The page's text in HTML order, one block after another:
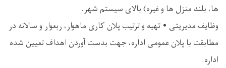
ها، بلند منزل ها و غیره) بالای سیستم شهر.
وظایف مدیریتی • تهیه و ترتیب پلان کاری ماهوار، ربعوار و سالانه در
مطابقت با پلان عمومی اداره، جهت بدست آوردن اهداف تعیین شده
اداره.